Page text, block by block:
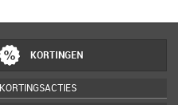
KORTINGEN
KORTINGSACTIES